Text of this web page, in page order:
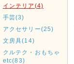
インテリア(4)
手芸(3)
アクセサリー(25)
文房具(14)
クルテク・おもちゃ
etc(83)